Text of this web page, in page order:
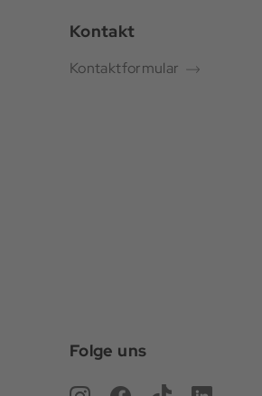
Kontakt
Kontaktformular
Folge uns